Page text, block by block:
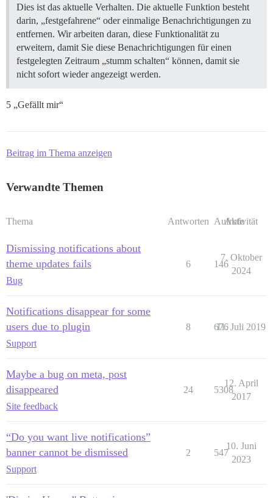
Dies ist das aktuelle Verhalten. Die aktuelle Funktion besteht
darin, „festgefahrene“ oder einmalige Benachrichtigungen zu
entfernen. Wir arbeiten daran, diese Funktionalität zu
erweitern, damit Sie diese Benachrichtigungen für einen
festgelegten Zeitraum „stumm schalten“ können, damit sie
nicht sofort wieder angezeigt werden.
5 „Gefällt mir“
Beitrag im Thema anzeigen
Verwandte Themen
Thema Antworten Aufrufe
Aktivität
Dismissing notifications about
theme updates fails
Bug
6 146
7. Oktober
2024
Notifications disappear for some
users due to plugin
Support
8 676
11. Juli 2019
Maybe a bug on meta, post
disappeared
Site feedback
24 5308
12. April
2017
“Do you want live notifications”
banner cannot be dismissed
Support
2 547
10. Juni
2023